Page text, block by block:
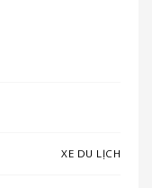
XE DU LỊCH